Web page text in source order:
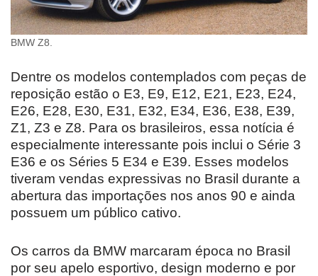
BMW Z8.
Dentre os modelos contemplados com peças de
reposição estão o E3, E9, E12, E21, E23, E24,
E26, E28, E30, E31, E32, E34, E36, E38, E39,
Z1, Z3 e Z8. Para os brasileiros, essa notícia é
especialmente interessante pois inclui o Série 3
E36 e os Séries 5 E34 e E39. Esses modelos
tiveram vendas expressivas no Brasil durante a
abertura das importações nos anos 90 e ainda
possuem um público cativo.
Os carros da BMW marcaram época no Brasil
por seu apelo esportivo, design moderno e por